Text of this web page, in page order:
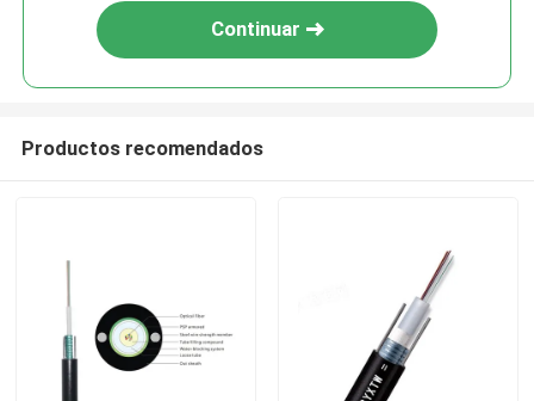
Continuar
Productos recomendados